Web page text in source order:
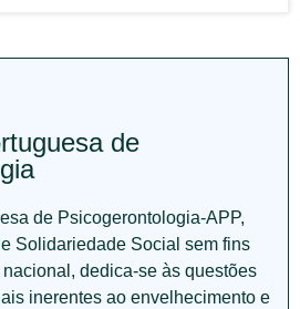
de
de Psicogerontologia-APP,
Solidariedade Social sem fins
nacional, dedica-se às questões
inerentes ao envelhecimento e